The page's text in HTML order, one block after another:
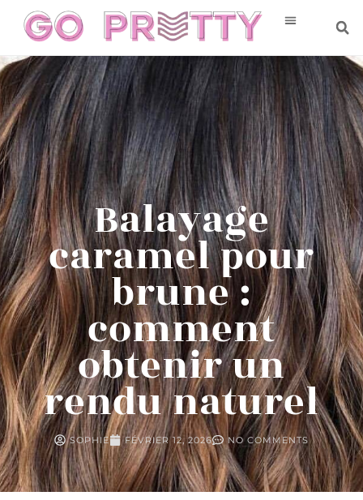
Balayage
caramel pour
brune :
comment
obtenir un
rendu naturel
SOPHIE FÉVRIER 12, 2026 NO COMMENTS